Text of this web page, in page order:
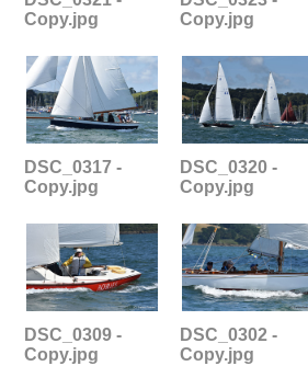
Copy.jpg
Copy.jpg
DSC_0317 -
Copy.jpg
DSC_0320 -
Copy.jpg
DSC_0309 -
Copy.jpg
DSC_0302 -
Copy.jpg